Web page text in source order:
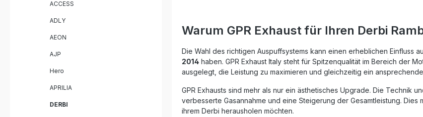
ACCESS
ADLY
AEON
AJP
Hero
APRILIA
DERBI
einen herausnehmbaren dB-Killer, der
abgestimmtes Klangerlebnis bietet.Die
Montage ist dank Plug-and-Play-
System einfach umsetzbar. Dennoch
wird empfohlen, die Installation durch
lassen, um optimale Passgenauigkeit
und Sicherheit zu gewährleisten. Der
Hersteller setzt auf zertifizierte
innovative
Gewichtsersparnis
Originalanlage. Die
Verarbeitung und
abgestimmte
Lebensdauer und
Performance.
Warum GPR Exhaust für Ihren Derbi
Die Wahl des richtigen Auspuffsystems kann einen erheblichen Einfluss
2014 haben. GPR Exhaust Italy steht für Spitzenqualität im Bereich der
ausgelegt, die Leistung zu maximieren und gleichzeitig ein
GPR Exhausts sind mehr als nur ein ästhetisches Upgrade. Die Technik
verbesserte Gasannahme und eine Steigerung der Gesamtleistung.
ihrem Derbi herausholen möchten.